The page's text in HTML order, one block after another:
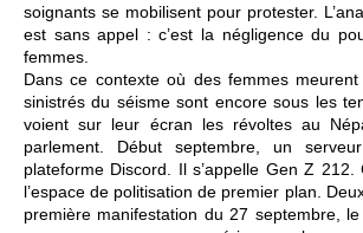
soignants se mobilisent pour protester.
est sans appel : c’est la négligence du
femmes.
Dans ce contexte où des femmes
sinistrés du séisme sont encore sous les
voient sur leur écran les révoltes au
parlement. Début septembre, un
plateforme Discord. Il s’appelle Gen Z
l’espace de politisation de premier plan.
première manifestation du 27 septembre, le